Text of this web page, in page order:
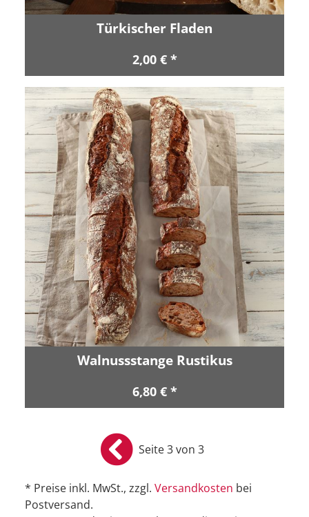
Türkischer Fladen
2,00 € *
Walnussstange Rustikus
6,80 € *
Seite 3 von 3
* Preise inkl. MwSt., zzgl. Versandkosten bei
Postversand.